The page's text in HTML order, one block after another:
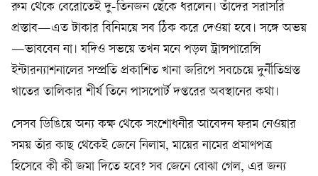
রুম থেকে বেরোতেই দু-তিনজন ছেঁকে ধরলেন। তাঁদের সরাসরি
প্রস্তাব—এত টাকার বিনিময়ে সব ঠিক করে দেওয়া হবে। সঙ্গে অভয়
—ভাববেন না। যদিও সভয়ে তখন মনে পড়ল ট্রান্সপারেন্সি
ইন্টারন্যাশনালের সম্প্রতি প্রকাশিত খানা জরিপে সবচেয়ে দুর্নীতিগ্রস্ত
খাতের তালিকার শীর্ষ তিনে পাসপোর্ট দপ্তরের অবস্থানের কথা।
সেসব ডিঙিয়ে অন্য কক্ষ থেকে সংশোধনীর আবেদন ফরম নেওয়ার
সময় তাঁর কাছ থেকেই জেনে নিলাম, মায়ের নামের প্রমাণপত্র
হিসেবে কী কী জমা দিতে হবে? সব জেনে বোঝা গেল, এর জন্য